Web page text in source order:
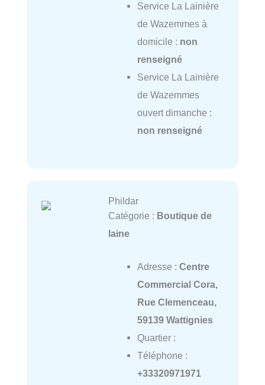
Service La Lainière
de Wazemmes à
domicile : non
renseigné
Service La Lainière
de Wazemmes
ouvert dimanche :
non renseigné
Phildar
Catégorie : Boutique de
laine
Adresse : Centre
Commercial Cora,
Rue Clemenceau,
59139 Wattignies
Quartier :
Téléphone :
+33320971971